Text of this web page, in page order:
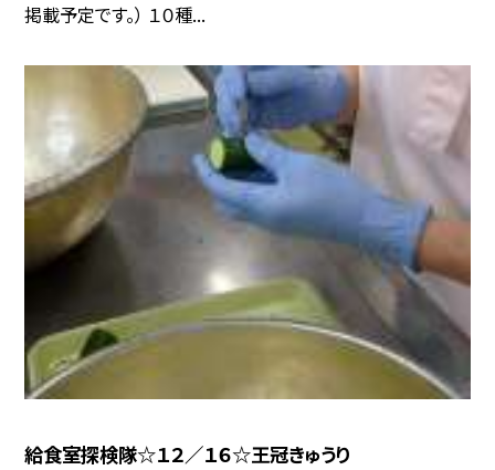
掲載予定です。） １０種...
給食室探検隊☆１２／１６☆王冠きゅうり